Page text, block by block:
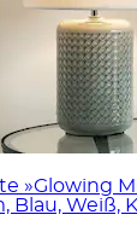
»Glowing
Blau, Weiß,